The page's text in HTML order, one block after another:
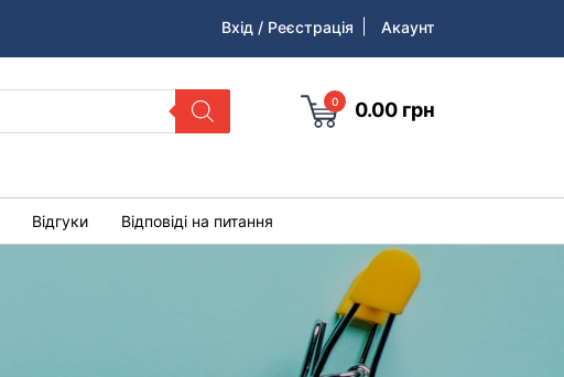
Вхід / Реєстрація Акаунт
0 0.00 грн
Відгуки Відповіді на питання